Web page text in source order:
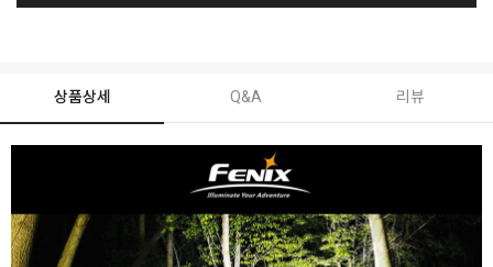
상품상세 Q&A 리뷰